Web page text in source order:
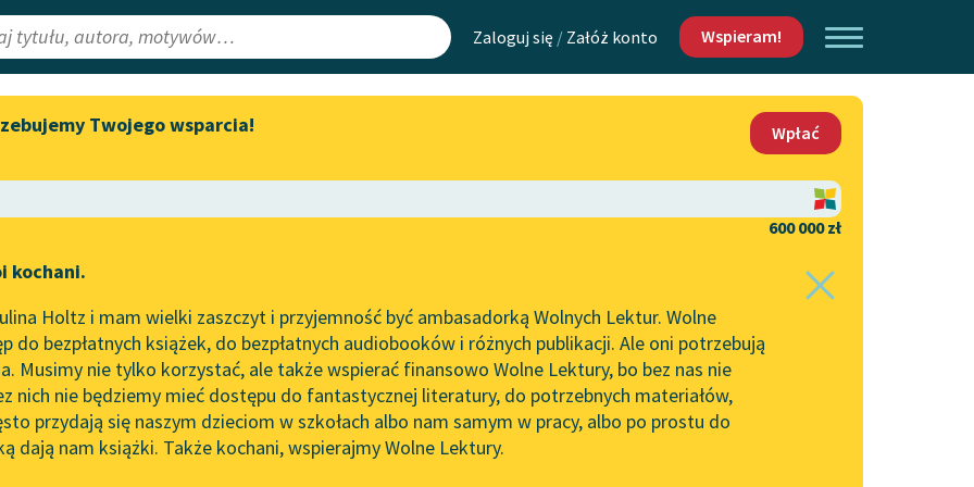
Zaloguj się / Załóż konto Wspieram!
Lektury
redakcyjne
Aktualności
„Prokurator Alicja Horn” do
literatury skandynawskiej
Spotkanie z Katarzyną Tunkiel
w Oslo
102. lata temu zmarł Joseph
Conrad
Mapa Wolnych Lektur
Leśmianator
API
OAI-PMH
Widget Wolnych Lektur
Kontakt
O projekcie
Zasady wykorzystania
Wolnych Lektur
Logotypy
Materiały promocyjne
Twojego wsparcia!
Wpłać
600 000 zł
kochani.
Holtz i mam wielki zaszczyt i przyjemność być ambasadorką Wolnych Lektur. Wolne
do bezpłatnych książek, do bezpłatnych audiobooków i różnych publikacji. Ale oni potrzebują
Musimy nie tylko korzystać, ale także wspierać finansowo Wolne Lektury, bo bez nas nie
nich nie będziemy mieć dostępu do fantastycznej literatury, do potrzebnych materiałów,
przydają się naszym dzieciom w szkołach albo nam samym w pracy, albo po prostu do
dają nam książki. Także kochani, wspierajmy Wolne Lektury.
✖ powieść obyczajowa✖